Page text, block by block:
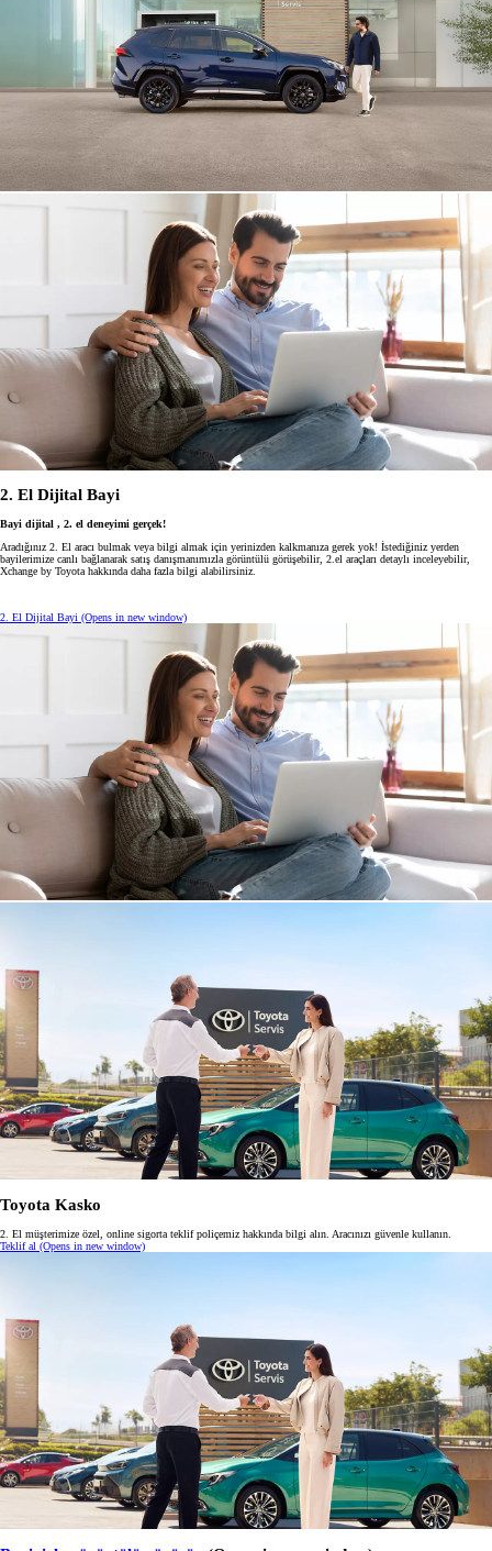
2. El Dijital Bayi
Bayi dijital , 2. el deneyimi gerçek!
Aradığınız 2. El aracı bulmak veya bilgi almak için yerinizden kalkmanıza gerek yok! İstediğiniz yerden
bayilerimize canlı bağlanarak satış danışmanımızla görüntülü görüşebilir, 2.el araçları detaylı inceleyebilir,
Xchange by Toyota hakkında daha fazla bilgi alabilirsiniz.
2. El Dijital Bayi (Opens in new window)
Toyota Kasko
2. El müşterimize özel, online sigorta teklif poliçemiz hakkında bilgi alın. Aracınızı güvenle kullanın.
Teklif al (Opens in new window)